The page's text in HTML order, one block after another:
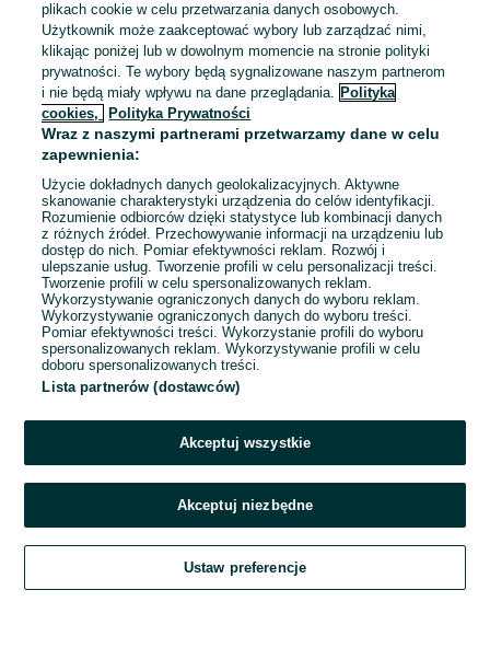
master movano 2,5 dci
przepustnica model 2003<
2010
400 zł
417,50 zł z Pakietem
Ochronnym
Tryńcza
Odświeżono dnia 05 sierpnia 2026
1 2 3 ... 72
Zadzwoń / SMS
Szukaj Obserwujesz Dodaj Czat Konto
plikach cookie w celu przetwarzania danych osobowych.
Użytkownik może zaakceptować wybory lub zarządzać nimi,
klikając poniżej lub w dowolnym momencie na stronie polityki
prywatności. Te wybory będą sygnalizowane naszym partnerom
i nie będą miały wpływu na dane przeglądania. Polityka
cookies,
Polityka Prywatności
Wraz z naszymi partnerami przetwarzamy dane w celu
zapewnienia:
Użycie dokładnych danych geolokalizacyjnych. Aktywne
skanowanie charakterystyki urządzenia do celów identyfikacji.
Rozumienie odbiorców dzięki statystyce lub kombinacji danych
z różnych źródeł. Przechowywanie informacji na urządzeniu lub
dostęp do nich. Pomiar efektywności reklam. Rozwój i
ulepszanie usług. Tworzenie profili w celu personalizacji treści.
Tworzenie profili w celu spersonalizowanych reklam.
Wykorzystywanie ograniczonych danych do wyboru reklam.
Wykorzystywanie ograniczonych danych do wyboru treści.
Pomiar efektywności treści. Wykorzystanie profili do wyboru
spersonalizowanych reklam. Wykorzystywanie profili w celu
doboru spersonalizowanych treści.
Lista partnerów (dostawców)
Akceptuj wszystkie
Akceptuj niezbędne
Ustaw preferencje